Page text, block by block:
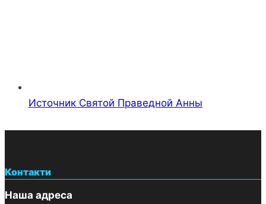
Источник Святой Праведной Анны
Контакти
Наша адреса